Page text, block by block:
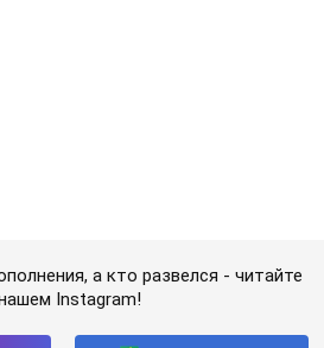
а кто развелся - читайте
Instagram!